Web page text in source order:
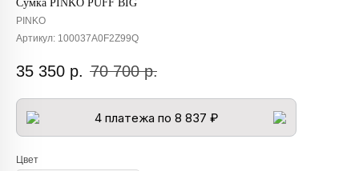
Сумка PINKO PUFF BIG
PINKO
Артикул: 100037A0F2Z99Q
35 350 р. 70 700 р.
4 платежа по 8 837 ₽
Цвет